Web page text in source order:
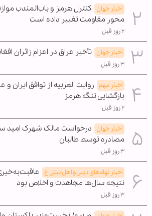
اخبار جهان کنترل هرمز و باب‌المندب
محور مقاومت تغییر داده است
۲ روز قبل
اخبار جهان تأخیر عراق در اعزام زائران
۳ روز قبل
اخبار مهم روایت العربیه از توافق ایران
بازگشایی تنگه هرمز
۲ روز قبل
اخبار جهان درخواست مالک شهرک امید
مصادره توسط طالبان
۳ روز قبل
اخبار نهادهای دینی و اهل بیتی ع
نتیجه سال‌ها مجاهدت و اخلاص بود
۳ روز قبل